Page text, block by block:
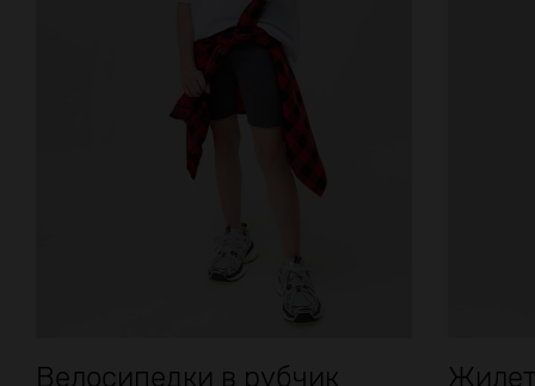
Велосипедки в рубчик